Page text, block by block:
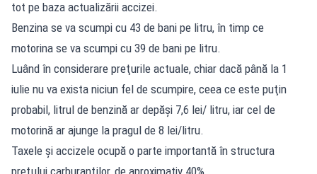
tot pe baza actualizării accizei.
Benzina se va scumpi cu 43 de bani pe litru, în timp ce
motorina se va scumpi cu 39 de bani pe litru.
Luând în considerare preţurile actuale, chiar dacă până la 1
iulie nu va exista niciun fel de scumpire, ceea ce este puţin
probabil, litrul de benzină ar depăşi 7,6 lei/ litru, iar cel de
motorină ar ajunge la pragul de 8 lei/litru.
Taxele şi accizele ocupă o parte importantă în structura
preţului carburanţilor, de aproximativ 40%.